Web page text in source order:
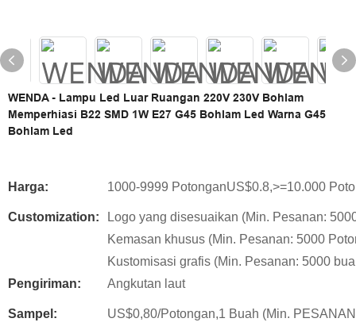
WENDA - Lampu Led Luar Ruangan 220V 230V Bohlam
Memperhiasi B22 SMD 1W E27 G45 Bohlam Led Warna G45
Bohlam Led
Harga: 1000-9999 PotonganUS$0.8,>=10.000
Customization:
Logo yang disesuaikan (Min. Pesanan:
Kemasan khusus (Min. Pesanan: 5000
Kustomisasi grafis (Min. Pesanan: 5000
Pengiriman:
Angkutan laut
Sampel: US$0,80/Potongan,1 Buah (Min.